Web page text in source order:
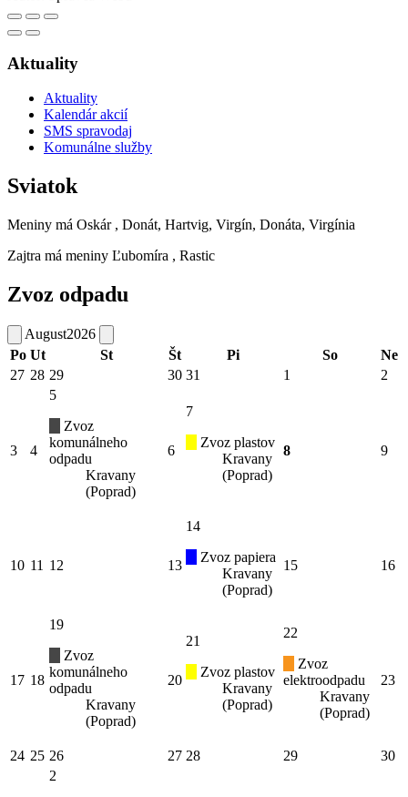
Aktuality
Aktuality
Kalendár akcií
SMS spravodaj
Komunálne služby
Sviatok
Meniny má Oskár , Donát, Hartvig, Virgín, Donáta, Virgínia
Zajtra má meniny Ľubomíra , Rastic
Zvoz odpadu
August2026
Po Ut St Št Pi So
Ne
27 28 29 30 31 1 2
3 4
5
Zvoz
komunálneho
odpadu
Kravany
(Poprad)
6
7
Zvoz plastov
Kravany
(Poprad)
8 9
10 11 12 13
14
Zvoz papiera
Kravany
(Poprad)
15 16
17 18
19
Zvoz
komunálneho
odpadu
Kravany
(Poprad)
20
21
Zvoz plastov
Kravany
(Poprad)
22
Zvoz
elektroodpadu
Kravany
(Poprad)
23
24 25 26 27 28 29 30
2